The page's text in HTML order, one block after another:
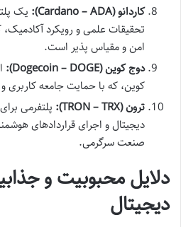
کاردانو (Cardano – ADA):
یک
تحقیقات علمی و رویکرد
امن و مقیاس پذیر است.
دوج کوین (Dogecoin – DOGE):
کوین، که با حمایت جامعه
ترون (TRON – TRX):
پلتفرمی
دیجیتال و اجرای قراردادهای
صنعت سرگرمی.
دلایل محبوبیت و
دیجیتال